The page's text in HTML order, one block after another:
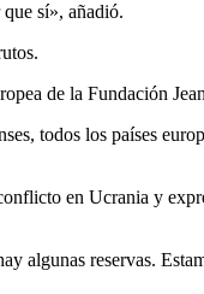
sí», añadió.
de la Fundación
todos los países
en Ucrania y
algunas reservas.